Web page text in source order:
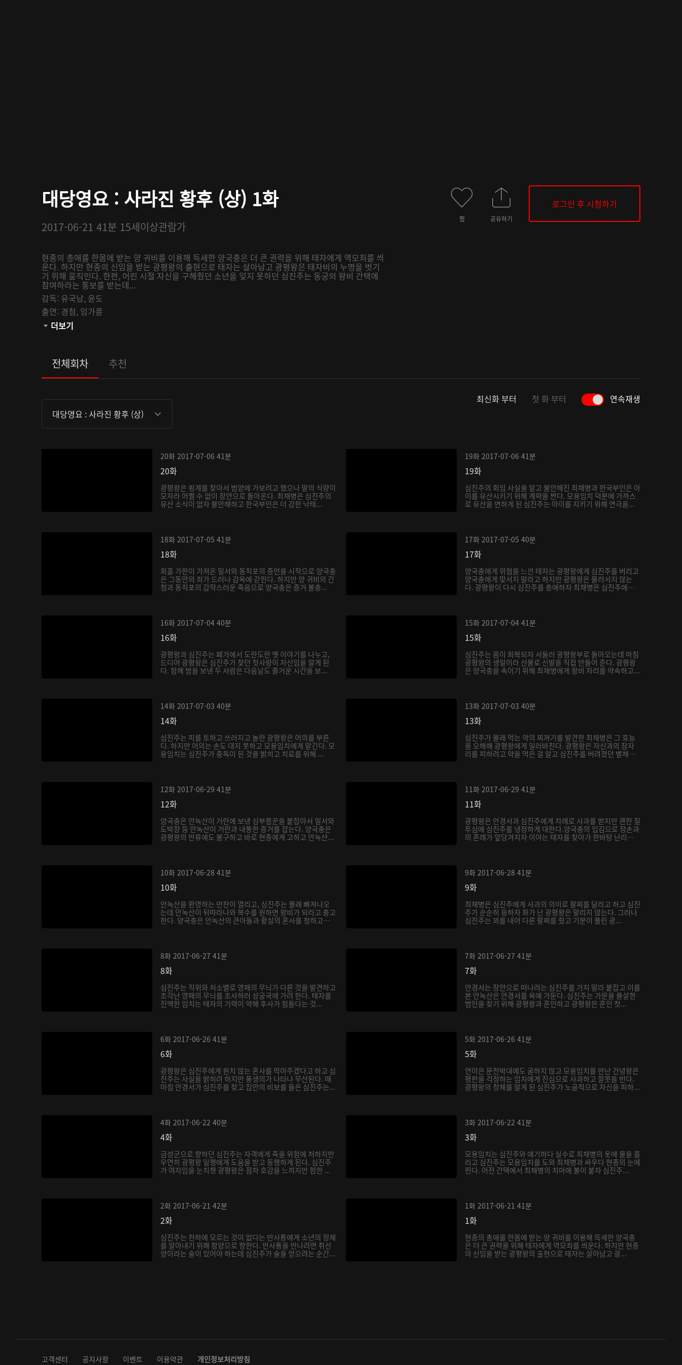
대당영요 : 사라진 황후 (상) 1화
2017-06-21 41분 15세이상관람가
현종의 총애를 한몸에 받는 양 귀비를 이용해 득세한 양국충은 더 큰 권력을 위해 태자에게 역모죄를 씌
운다. 하지만 현종의 신임을 받는 광평왕의 출현으로 태자는 살아남고 광평왕은 태자비의 누명을 벗기
기 위해 움직인다. 한편, 어린 시절 자신을 구해줬던 소년을 잊지 못하던 심진주는 동궁의 왕비 간택에
참여하라는 통보를 받는데...
감독: 유국남, 윤도
출연: 경첨, 임가륜
관람등급:
더보기
찜 공유하기
로그인 후 시청하기
전체회차 추천
대당영요 : 사라진 황후 (상)
최신화 부터 첫 화 부터 연속재생
20화 2017-07-06 41분
20화
광평왕은 핑계를 찾아서 범양에 가보려고 했으나 말의 식량이
모자라 어쩔 수 없이 장안으로 돌아온다. 최채병은 심진주의
유산 소식이 없자 불안해하고 한국부인은 더 강한 낙태...
19화 2017-07-06 41분
19화
심진주의 회임 사실을 알고 불안해진 최채병과 한국부인은 아
이를 유산시키기 위해 계략을 짠다. 모용임치 덕분에 가까스
로 유산을 면하게 된 심진주는 아이를 지키기 위해 연극을...
18화 2017-07-05 41분
18화
회흘 가한이 가져온 밀서와 동칙포의 증언을 시작으로 양국충
은 그동안의 죄가 드러나 감옥에 갇힌다. 하지만 양 귀비의 간
청과 동칙포의 갑작스러운 죽음으로 양국충은 증거 불충...
17화 2017-07-05 40분
17화
양국충에게 위협을 느낀 태자는 광평왕에게 심진주를 버리고
양국충에게 맞서지 말라고 하지만 광평왕은 물러서지 않는
다. 광평왕이 다시 심진주를 총애하자 최채병은 심진주에게
16화 2017-07-04 40분
16화
광평왕과 심진주는 폐가에서 도란도란 옛 이야기를 나누고,
드디어 광평왕은 심진주가 찾던 첫사랑이 자신임을 알게 된
다. 함께 밤을 보낸 두 사람은 다음날도 즐거운 시간을 보...
15화 2017-07-04 41분
15화
심진주는 몸이 회복되자 서둘러 광평왕부로 돌아오는데 마침
광평왕의 생일이라 선물로 신발을 직접 만들어 준다. 광평왕
은 양국충을 속이기 위해 최채병에게 왕비 자리를 약속하고...
14화 2017-07-03 40분
14화
심진주는 피를 토하고 쓰러지고 놀란 광평왕은 어의를 부른
다. 하지만 어의는 손도 대지 못하고 모용임치에게 맡긴다. 모
용임치는 심진주가 중독이 된 것을 밝히고 치료를 위해 ...
13화 2017-07-03 40분
13화
심진주가 몰래 먹는 약의 찌꺼기를 발견한 최채병은 그 효능
을 오해해 광평왕에게 일러바친다. 광평왕은 자신과의 잠자
리를 피하려고 약을 먹은 걸 알고 심진주를 버려졌던 별채
12화 2017-06-29 41분
12화
양국충은 안녹산이 거란에 보낸 심부름꾼을 붙잡아서 밀서와
도박장 등 안녹산이 거란과 내통한 증거를 잡는다. 양국충은
광평왕의 만류에도 불구하고 바로 현종에게 고하고 안녹산...
11화 2017-06-29 41분
11화
광평왕은 안경서과 심진주에게 차례로 사과를 받지만 괜한 질
투심에 심진주를 냉정하게 대한다.양국충의 입김으로 정손과
의 혼례가 앞당겨지자 이야는 태자를 찾아가 한바탕 난리를
10화 2017-06-28 41분
10화
안녹산을 환영하는 만찬이 열리고, 심진주는 몰래 빠져나오
는데 안녹산이 뒤따라나와 복수를 원하면 왕비가 되라고 충고
한다. 양국충은 안녹산의 큰아들과 황실의 혼사를 청하고
9화 2017-06-28 41분
9화
최채병은 심진주에게 사과의 의미로 팔찌를 달라고 하고 심진
주가 순순히 응하자 화가 난 광평왕은 말리지 않는다. 그러나
심진주는 꾀를 내어 다른 팔찌를 줬고 기분이 풀린 광...
8화 2017-06-27 41분
8화
심진주는 직위와 처소별로 영패의 무늬가 다른 것을 발견하고
조각난 영패의 무늬를 조사하러 상궁국에 가려 한다. 태자를
진맥한 임치는 태자의 기력이 약해 후사가 힘들다는 것...
7화 2017-06-27 41분
7화
안경서는 장안으로 떠나려는 심진주를 가지 말라 붙잡고 이를
본 안녹산은 안경서를 옥에 가둔다. 심진주는 가문을 몰살한
범인을 찾기 위해 광평왕과 혼인하고 광평왕은 혼인 첫...
6화 2017-06-26 41분
6화
광평왕은 심진주에게 원치 않는 혼사를 막아주겠다고 하고 심
진주는 사실을 밝히려 하지만 풍생의가 나타나 무산된다. 때
마침 안경서가 심진주를 찾고 집안의 비보를 들은 심진주는...
5화 2017-06-26 41분
5화
연이은 문전박대에도 굴하지 않고 모용임치를 만난 건녕왕은
평판을 걱정하는 임치에게 진심으로 사과하고 잘못을 빈다.
광평왕의 정체를 알게 된 심진주가 노골적으로 자신을 피하...
4화 2017-06-22 40분
4화
금성군으로 향하던 심진주는 자객에게 죽을 위험에 처하지만
우연히 광평왕 일행에게 도움을 받고 동행하게 된다. 심진주
가 여자임을 눈치챈 광평왕은 점차 호감을 느끼지만 험한 ...
3화 2017-06-22 41분
3화
모용임치는 심진주와 얘기하다 실수로 최채병의 옷에 물을 흘
리고 심진주는 모용임치를 도와 최채병과 싸우다 현종의 눈에
띈다. 어전 간택에서 최채병의 치마에 불이 붙자 심진주...
2화 2017-06-21 42분
2화
심진주는 천하에 모르는 것이 없다는 만사통에게 소년의 정체
를 알아내기 위해 함양으로 향한다. 만사통을 만나려면 취선
양이라는 술이 있어야 하는데 심진주가 술을 얻으려는 순간...
1화 2017-06-21 41분
1화
현종의 총애를 한몸에 받는 양 귀비를 이용해 득세한 양국충
은 더 큰 권력을 위해 태자에게 역모죄를 씌운다. 하지만 현종
의 신임을 받는 광평왕의 출현으로 태자는 살아남고 광...
고객센터 공지사항 이벤트 이용약관 개인정보처리방침